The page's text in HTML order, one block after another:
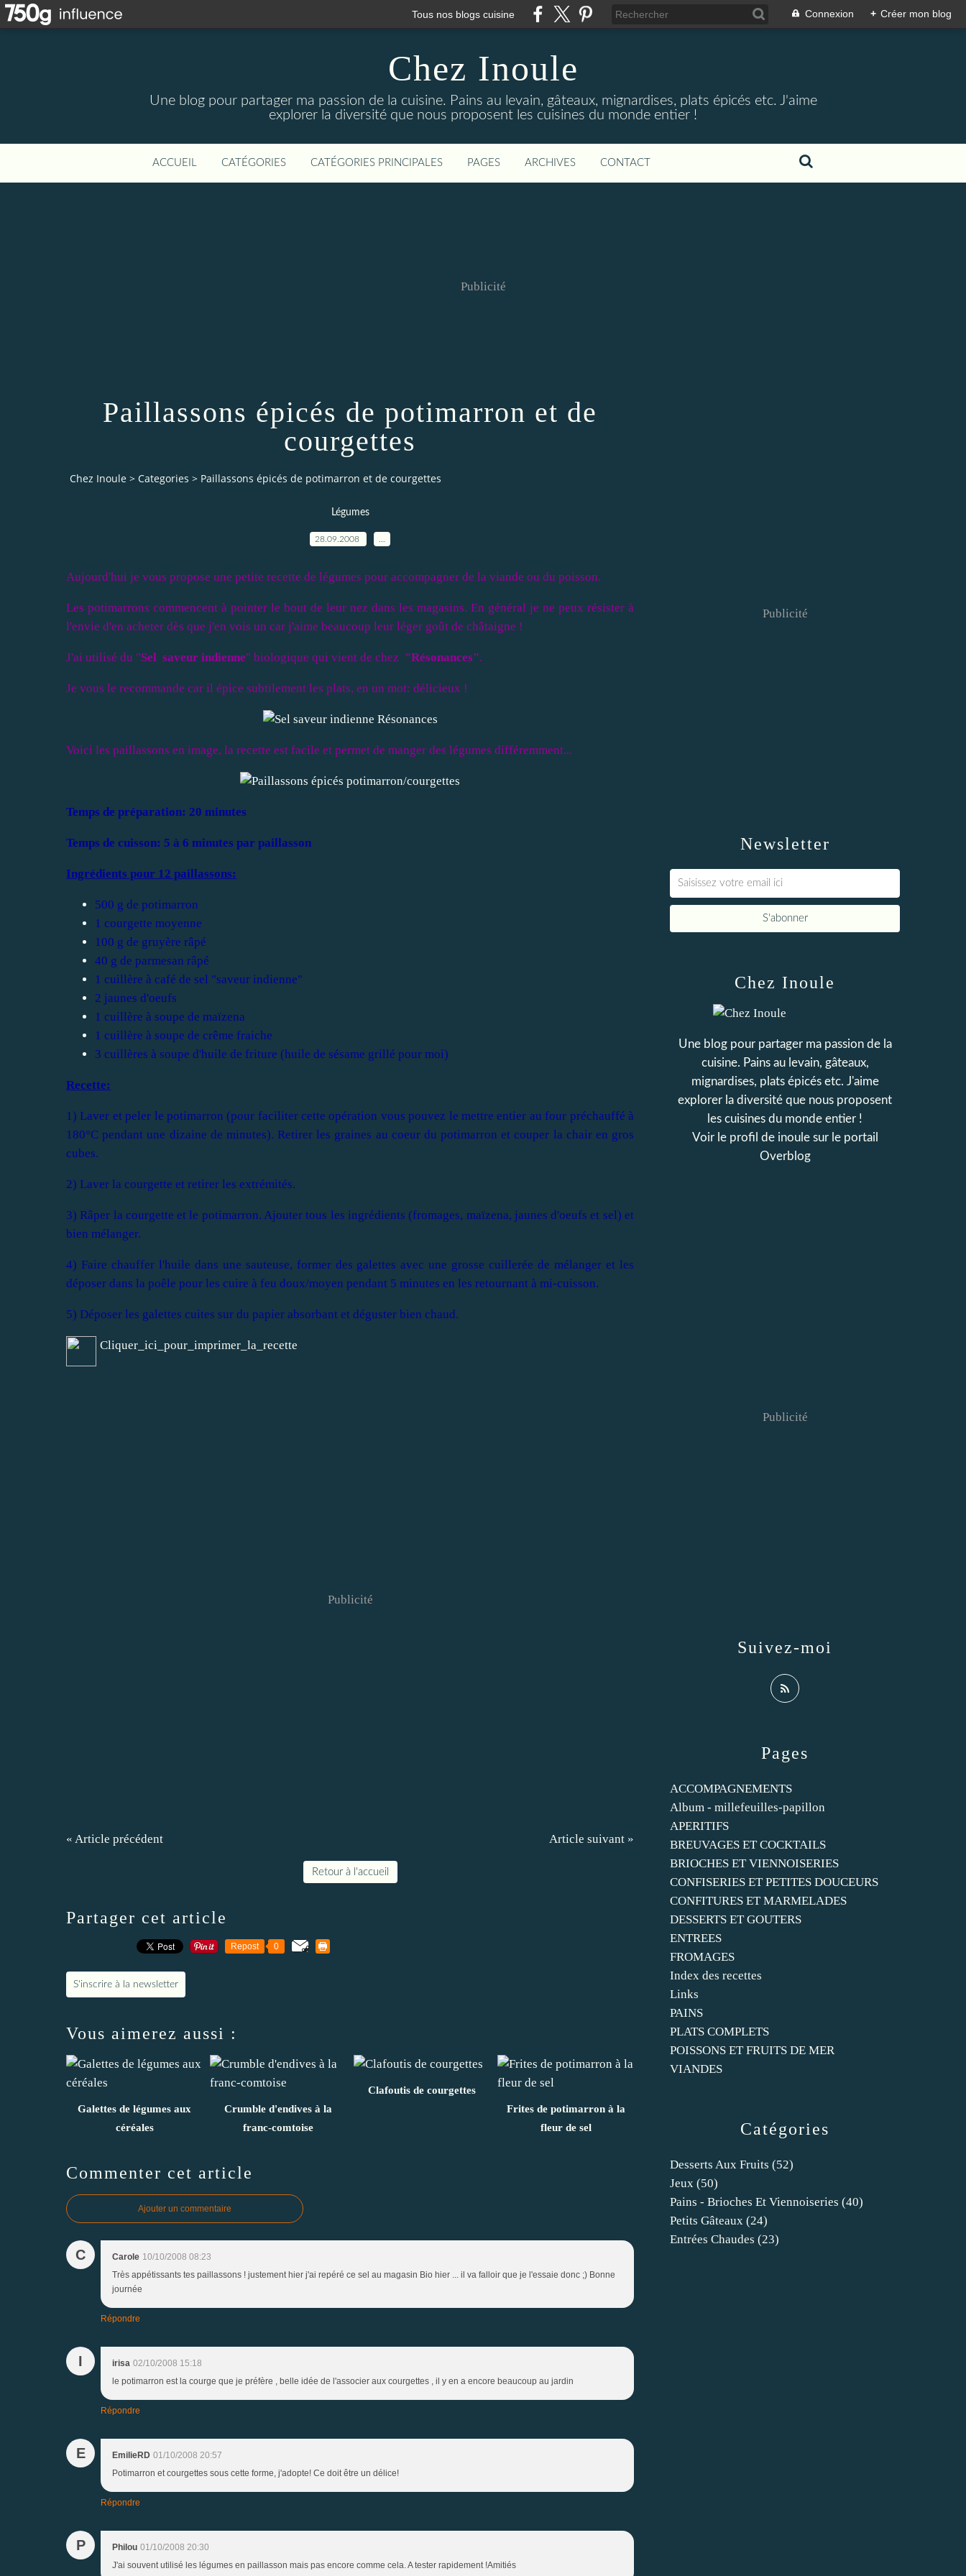
Tous nos blogs cuisine Connexion + Créer mon blog
Chez Inoule
Une blog pour partager ma passion de la cuisine. Pains au levain, gâteaux, mignardises, plats épicés etc. J'aime
explorer la diversité que nous proposent les cuisines du monde entier !
ACCUEIL CATÉGORIES CATÉGORIES PRINCIPALES PAGES ARCHIVES CONTACT
Publicité
Paillassons épicés de potimarron et de
courgettes
Chez Inoule > Categories > Paillassons épicés de potimarron et de courgettes
Légumes
28.09.2008
Aujourd'hui je vous propose une petite recette de légumes pour accompagner de la viande ou du poisson.
Les potimarrons commencent à pointer le bout de leur nez dans les magasins. En général je ne peux résister à
l'envie d'en acheter dès que j'en vois un car j'aime beaucoup leur léger goût de châtaigne !
J'ai utilisé du "Sel saveur indienne" biologique qui vient de chez "Résonances".
Je vous le recommande car il épice subtilement les plats, en un mot: délicieux !
Voici les paillassons en image, la recette est facile et permet de manger des légumes différemment...
Temps de préparation: 20 minutes
Temps de cuisson: 5 à 6 minutes par paillasson
Ingrédients pour 12 paillassons:
500 g de potimarron
1 courgette moyenne
100 g de gruyère râpé
40 g de parmesan râpé
1 cuillère à café de sel "saveur indienne"
2 jaunes d'oeufs
1 cuillère à soupe de maïzena
1 cuillère à soupe de crême fraiche
3 cuillères à soupe d'huile de friture (huile de sésame grillé pour moi)
Recette:
1) Laver et peler le potimarron (pour faciliter cette opération vous pouvez le mettre entier au four préchauffé à
180°C pendant une dizaine de minutes). Retirer les graines au coeur du potimarron et couper la chair en gros
cubes.
2) Laver la courgette et retirer les extrémités.
3) Râper la courgette et le potimarron. Ajouter tous les ingrédients (fromages, maïzena, jaunes d'oeufs et sel) et
bien mélanger.
4) Faire chauffer l'huile dans une sauteuse, former des galettes avec une grosse cuillerée de mélanger et les
déposer dans la poêle pour les cuire à feu doux/moyen pendant 5 minutes en les retournant à mi-cuisson.
5) Déposer les galettes cuites sur du papier absorbant et déguster bien chaud.
Cliquer_ici_pour_imprimer_la_recette
Publicité
« Article précédent Article suivant »
Retour à l'accueil
Partager cet article
Repost 0
S'inscrire à la newsletter
Vous aimerez aussi :
Galettes de légumes aux
céréales
Crumble d'endives à la
franc-comtoise
Clafoutis de courgettes
Frites de potimarron à la
fleur de sel
Commenter cet article
Ajouter un commentaire
C Carole 10/10/2008 08:23
Très appétissants tes paillassons ! justement hier j'ai repéré ce sel au magasin Bio hier ... il va falloir que je l'essaie donc ;) Bonne
journée
Répondre
I irisa 02/10/2008 15:18
le potimarron est la courge que je préfère , belle idée de l'associer aux courgettes , il y en a encore beaucoup au jardin
Répondre
E EmilieRD 01/10/2008 20:57
Potimarron et courgettes sous cette forme, j'adopte! Ce doit être un délice!
Répondre
P Philou 01/10/2008 20:30
J'ai souvent utilisé les légumes en paillasson mais pas encore comme cela. A tester rapidement !Amitiés
Newsletter
Publicité
Catégories
Desserts Aux Fruits (52)
Jeux (50)
Pains - Brioches Et Viennoiseries (40)
Petits Gâteaux (24)
Entrées Chaudes (23)
Pages
ACCOMPAGNEMENTS
Album - millefeuilles-papillon
APERITIFS
BREUVAGES ET COCKTAILS
BRIOCHES ET VIENNOISERIES
CONFISERIES ET PETITES DOUCEURS
CONFITURES ET MARMELADES
DESSERTS ET GOUTERS
ENTREES
FROMAGES
Index des recettes
Links
PAINS
PLATS COMPLETS
POISSONS ET FRUITS DE MER
VIANDES
Chez Inoule
Une blog pour partager ma passion de la
cuisine. Pains au levain, gâteaux,
mignardises, plats épicés etc. J'aime
explorer la diversité que nous proposent
les cuisines du monde entier !
Voir le profil de inoulesur le portail
Overblog
Suivez-moi
Publicité